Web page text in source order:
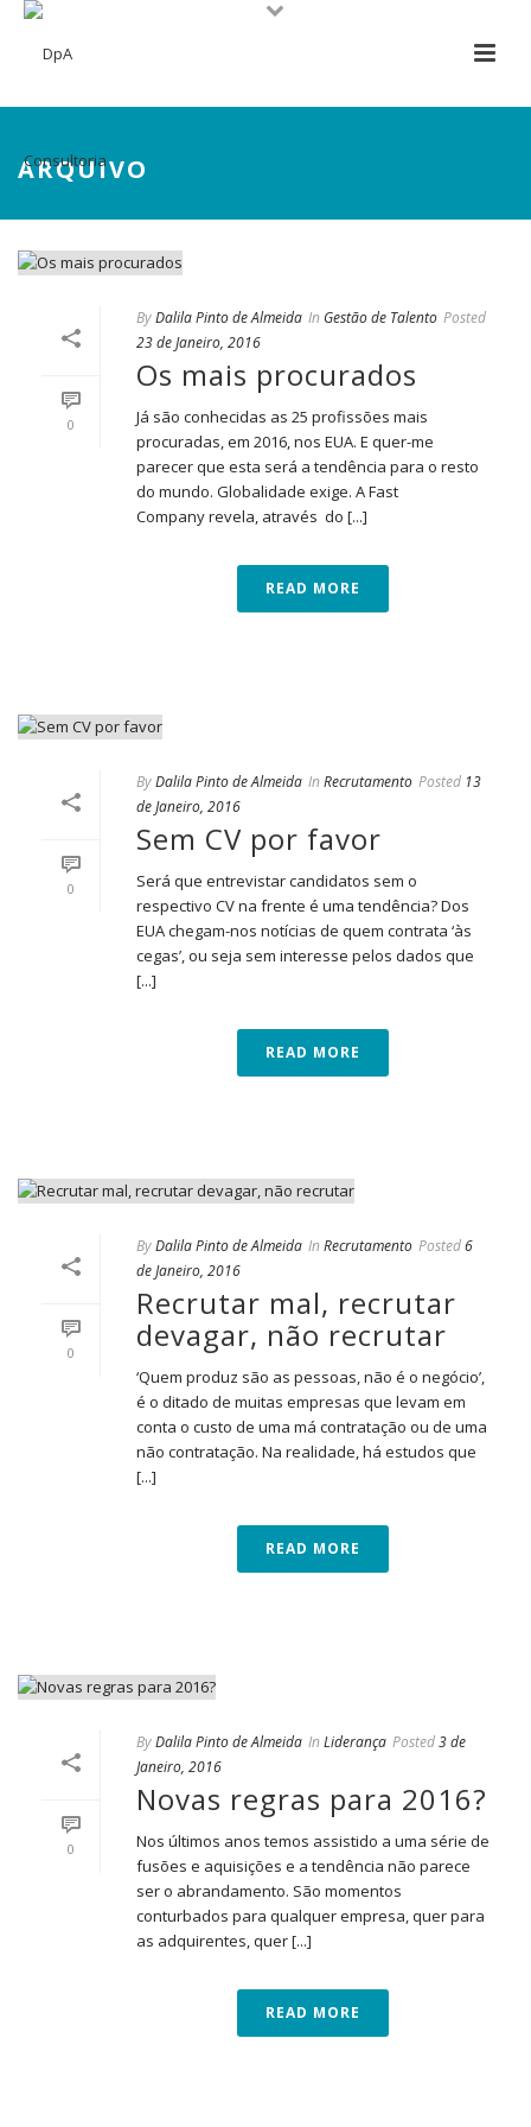
ARQUIVO
0
ByDalila Pinto de Almeida In Gestão de Talento Posted
23 de Janeiro, 2016
Os mais procurados
Já são conhecidas as 25 profissões mais
procuradas, em 2016, nos EUA. E quer-me
parecer que esta será a tendência para o resto
do mundo. Globalidade exige. A Fast
Company revela, através do [...]
READ MORE
0
ByDalila Pinto de Almeida In Recrutamento Posted 13
de Janeiro, 2016
Sem CV por favor
Será que entrevistar candidatos sem o
respectivo CV na frente é uma tendência? Dos
EUA chegam-nos notícias de quem contrata ‘às
cegas’, ou seja sem interesse pelos dados que
[...]
READ MORE
0
ByDalila Pinto de Almeida In Recrutamento Posted6
de Janeiro, 2016
Recrutar mal, recrutar
devagar, não recrutar
‘Quem produz são as pessoas, não é o negócio’,
é o ditado de muitas empresas que levam em
conta o custo de uma má contratação ou de uma
não contratação. Na realidade, há estudos que
[...]
READ MORE
0
ByDalila Pinto de Almeida In Liderança Posted3 de
Janeiro, 2016
Novas regras para 2016?
Nos últimos anos temos assistido a uma série de
fusões e aquisições e a tendência não parece
ser o abrandamento. São momentos
conturbados para qualquer empresa, quer para
as adquirentes, quer [...]
READ MORE